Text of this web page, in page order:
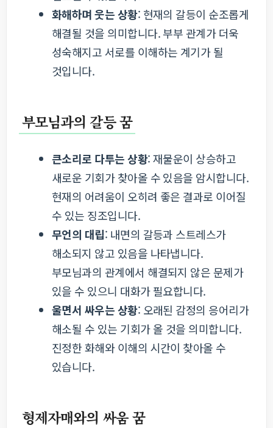
화해하며 웃는 상황: 현재의 갈등이 순조롭게
해결될 것을 의미합니다. 부부 관계가 더욱
성숙해지고 서로를 이해하는 계기가 될
것입니다.
부모님과의 갈등 꿈
큰소리로 다투는 상황: 재물운이 상승하고
새로운 기회가 찾아올 수 있음을 암시합니다.
현재의 어려움이 오히려 좋은 결과로 이어질
수 있는 징조입니다.
무언의 대립: 내면의 갈등과 스트레스가
해소되지 않고 있음을 나타냅니다.
부모님과의 관계에서 해결되지 않은 문제가
있을 수 있으니 대화가 필요합니다.
울면서 싸우는 상황: 오래된 감정의 응어리가
해소될 수 있는 기회가 올 것을 의미합니다.
진정한 화해와 이해의 시간이 찾아올 수
있습니다.
형제자매와의 싸움 꿈